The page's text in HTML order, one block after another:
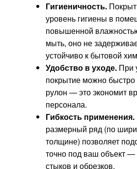
Гигиеничность.
уровень гигиены в
повышенной
мыть, оно не
устойчиво к бытовой
Удобство в уходе. При
покрытие можно быстро
рулон — это экономит
персонала.
Гибкость применения.
размерный ряд (по
толщине) позволяет
точно под ваш объект
стыков и обрезков.